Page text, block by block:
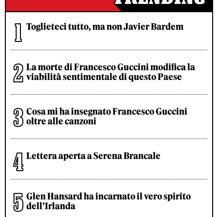
Toglieteci tutto, ma non Javier Bardem
La morte di Francesco Guccini modifica la
viabilità sentimentale di questo Paese
Cosa mi ha insegnato Francesco Guccini
oltre alle canzoni
Lettera aperta a Serena Brancale
Glen Hansard ha incarnato il vero spirito
dell’Irlanda